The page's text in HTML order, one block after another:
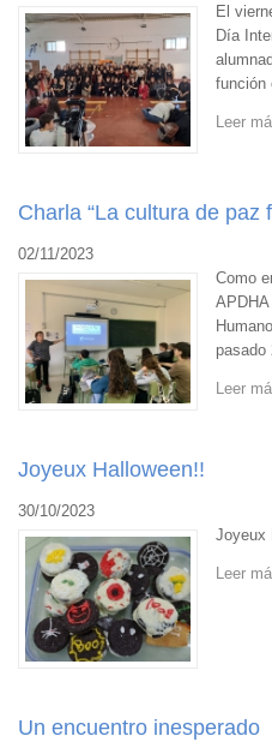
El
Día
función
Leer
Charla “La cultura de paz
02/11/2023
Como
pasado
Leer
Joyeux Halloween!!
30/10/2023
Joyeux
Leer
Un encuentro inesperado